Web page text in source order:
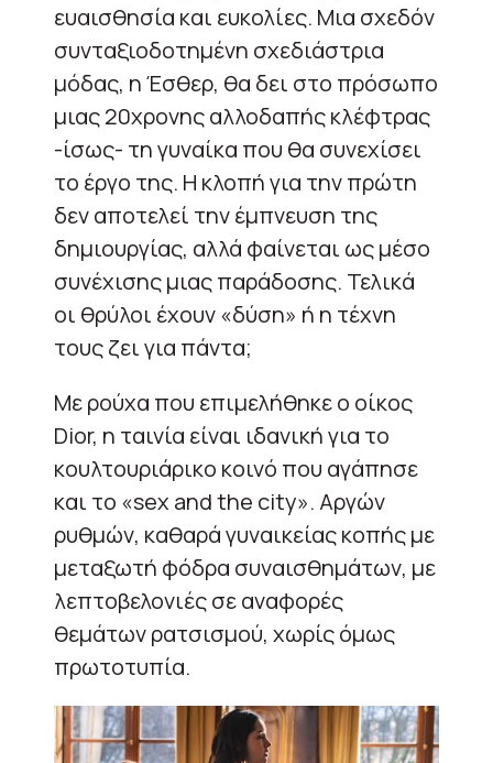
ευαισθησία και ευκολίες. Μια σχεδόν
συνταξιοδοτημένη σχεδιάστρια
μόδας, η Έσθερ, θα δει στο πρόσωπο
μιας 20χρονης αλλοδαπής κλέφτρας
-ίσως- τη γυναίκα που θα συνεχίσει
το έργο της. Η κλοπή για την πρώτη
δεν αποτελεί την έμπνευση της
δημιουργίας, αλλά φαίνεται ως μέσο
συνέχισης μιας παράδοσης. Τελικά
οι θρύλοι έχουν «δύση» ή η τέχνη
τους ζει για πάντα;
Με ρούχα που επιμελήθηκεο οίκος
Dior, η ταινία είναι ιδανική για το
κουλτουριάρικο κοινό που αγάπησε
και το «sex andthe city». Αργών
ρυθμών, καθαρά γυναικείας κοπής με
μεταξωτή φόδρα συναισθημάτων, με
λεπτοβελονιές σε αναφορές
θεμάτων ρατσισμού, χωρίς όμως
πρωτοτυπία.